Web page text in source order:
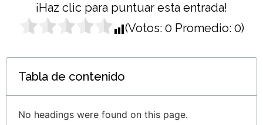
Tabla de contenido
No headings were found on this page.
¡Haz clic para puntuar esta entrada!
(Votos: 0 Promedio: 0)